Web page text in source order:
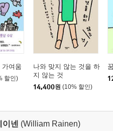
가여움
할인)
나와 맞지 않는 것을 하
지 않는 것
14,400원 (10% 할인)
넨 (William Rainen)